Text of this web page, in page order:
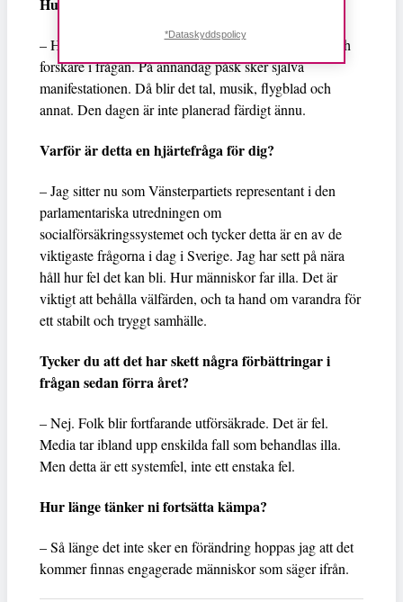
– Här håller vi två seminarier per år med föreläsare och
forskare i frågan. På annandag påsk sker själva
manifestationen. Då blir det tal, musik, flygblad och
annat. Den dagen är inte planerad färdigt ännu.
Varför är detta en hjärtefråga för dig?
– Jag sitter nu som Vänsterpartiets representant i den
parlamentariska utredningen om
socialförsäkringssystemet och tycker detta är en av de
viktigaste frågorna i dag i Sverige. Jag har sett på nära
håll hur fel det kan bli. Hur människor far illa. Det är
viktigt att behålla välfärden, och ta hand om varandra för
ett stabilt och tryggt samhälle.
Tycker du att det har skett några förbättringar i
frågan sedan förra året?
– Nej. Folk blir fortfarande utförsäkrade. Det är fel.
Media tar ibland upp enskilda fall som behandlas illa.
Men detta är ett systemfel, inte ett enstaka fel.
Hur länge tänker ni fortsätta kämpa?
– Så länge det inte sker en förändring hoppas jag att det
kommer finnas engagerade människor som säger ifrån.
*Dataskyddspolicy